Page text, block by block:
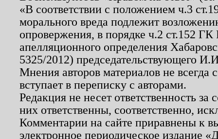
«В соответствии с положением ч.3
морального вреда подлежит
опровержения, в порядке ч.2 ст.152
апелляционного определения
5325/2012) председательствующего
Мнения авторов материалов не
вступает в переписку с авторами.
Редакция не несет ответственность
них ответственны, соответственно,
Комментарии на сайте приравнены к
электронное периодическое издание